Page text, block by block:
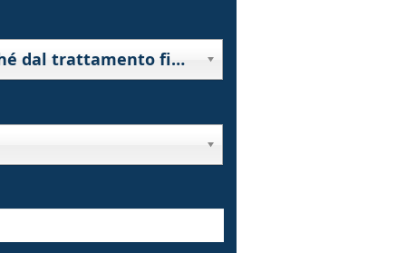
10000 - Rifiuti derivanti da prospezione, estrazione da miniera o cava, nonché dal trattamento fisico o chimico di minerali